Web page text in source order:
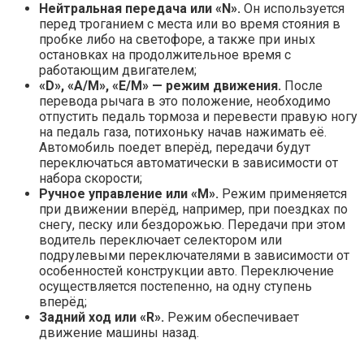
Нейтральная передача или « N». Он используется
перед троганием с места или во время стояния в
пробке либо на светофоре, а также при иных
остановках на продолжительное время с
работающим двигателем;
« D», «A/M», « E/M» — режим движения. После
перевода рычага в это положение, необходимо
отпустить педаль тормоза и перевести правую ногу
на педаль газа, потихоньку начав нажимать её.
Автомобиль поедет вперёд, передачи будут
переключаться автоматически в зависимости от
набора скорости;
Ручное управление или « M». Режим применяется
при движении вперёд, например, при поездках по
снегу, песку или бездорожью. Передачи при этом
водитель переключает селектором или
подрулевыми переключателями в зависимости от
особенностей конструкции авто. Переключение
осуществляется постепенно, на одну ступень
вперёд;
Задний ход или « R». Режим обеспечивает
движение машины назад.